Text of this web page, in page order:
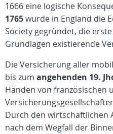
1666 eine logische
1765wurde in England die
Society gegründet, die
Grundlagen existierende
Die Versicherung aller
bis zum angehenden 19.
Händen von französischen
Durch den wirtschaftlichen
nach dem Wegfall der